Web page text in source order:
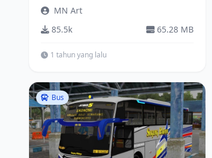
MN Art
85.5k
65.28 MB
1 tahun yang lalu
Bus